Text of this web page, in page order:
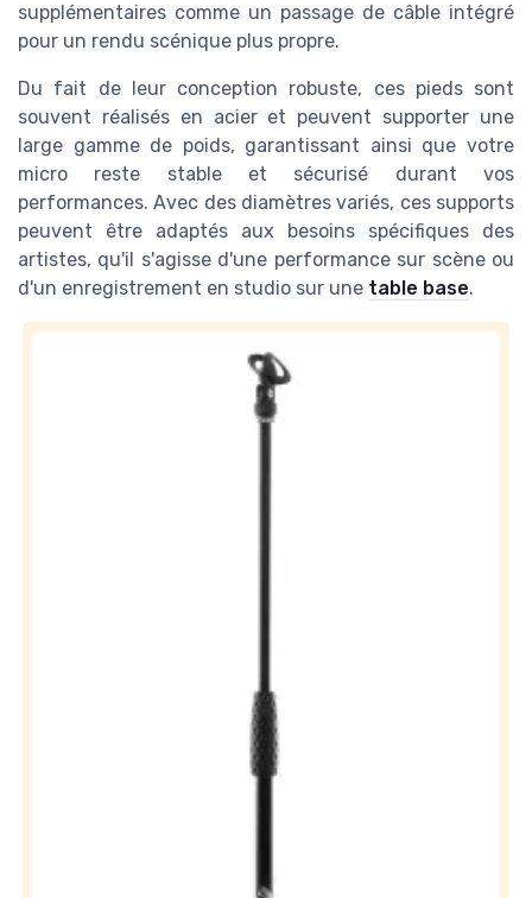
supplémentaires comme un passage de câble intégré
pour un rendu scénique plus propre.
Du fait de leur conception robuste, ces pieds sont
souvent réalisés en acier et peuvent supporter une
large gamme de poids, garantissant ainsi que votre
micro reste stable et sécurisé durant vos
performances. Avec des diamètres variés, ces supports
peuvent être adaptés aux besoins spécifiques des
artistes, qu'il s'agisse d'une performance sur scène ou
d'un enregistrement en studio sur une table base.